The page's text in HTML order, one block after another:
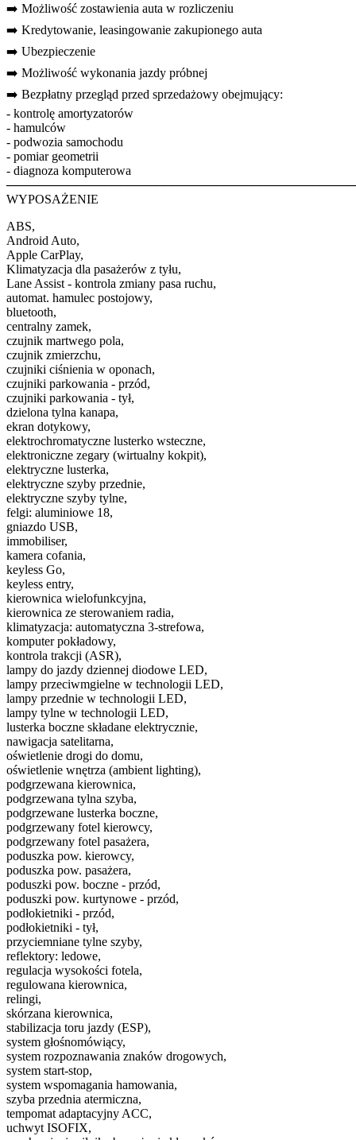
➡️ Możliwość zostawienia auta w rozliczeniu
➡️ Kredytowanie, leasingowanie zakupionego auta
➡️ Ubezpieczenie
➡️ Możliwość wykonania jazdy próbnej
➡️ Bezpłatny przegląd przed sprzedażowy obejmujący:
- kontrolę amortyzatorów
- hamulców
- podwozia samochodu
- pomiar geometrii
- diagnoza komputerowa
WYPOSAŻENIE
ABS,
Android Auto,
Apple CarPlay,
Klimatyzacja dla pasażerów z tyłu,
Lane Assist - kontrola zmiany pasa ruchu,
automat. hamulec postojowy,
bluetooth,
centralny zamek,
czujnik martwego pola,
czujnik zmierzchu,
czujniki ciśnienia w oponach,
czujniki parkowania - przód,
czujniki parkowania - tył,
dzielona tylna kanapa,
ekran dotykowy,
elektrochromatyczne lusterko wsteczne,
elektroniczne zegary (wirtualny kokpit),
elektryczne lusterka,
elektryczne szyby przednie,
elektryczne szyby tylne,
felgi: aluminiowe 18,
gniazdo USB,
immobiliser,
kamera cofania,
keyless Go,
keyless entry,
kierownica wielofunkcyjna,
kierownica ze sterowaniem radia,
klimatyzacja: automatyczna 3-strefowa,
komputer pokładowy,
kontrola trakcji (ASR),
lampy do jazdy dziennej diodowe LED,
lampy przeciwmgielne w technologii LED,
lampy przednie w technologii LED,
lampy tylne w technologii LED,
lusterka boczne składane elektrycznie,
nawigacja satelitarna,
oświetlenie drogi do domu,
oświetlenie wnętrza (ambient lighting),
podgrzewana kierownica,
podgrzewana tylna szyba,
podgrzewane lusterka boczne,
podgrzewany fotel kierowcy,
podgrzewany fotel pasażera,
poduszka pow. kierowcy,
poduszka pow. pasażera,
poduszki pow. boczne - przód,
poduszki pow. kurtynowe - przód,
podłokietniki - przód,
podłokietniki - tył,
przyciemniane tylne szyby,
reflektory: ledowe,
regulacja wysokości fotela,
regulowana kierownica,
relingi,
skórzana kierownica,
stabilizacja toru jazdy (ESP),
system głośnomówiący,
system rozpoznawania znaków drogowych,
system start-stop,
system wspomagania hamowania,
szyba przednia atermiczna,
tempomat adaptacyjny ACC,
uchwyt ISOFIX,